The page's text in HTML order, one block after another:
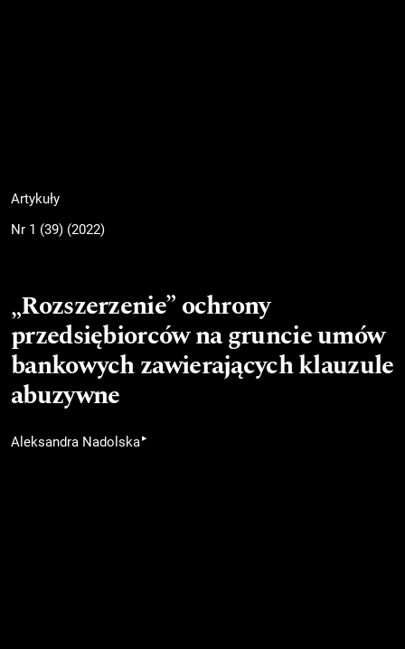
Artykuły
Nr 1 (39) (2022)
„Rozszerzenie” ochrony
przedsiębiorców na gruncie umów
bankowych zawierających klauzule
abuzywne
Aleksandra Nadolska▸